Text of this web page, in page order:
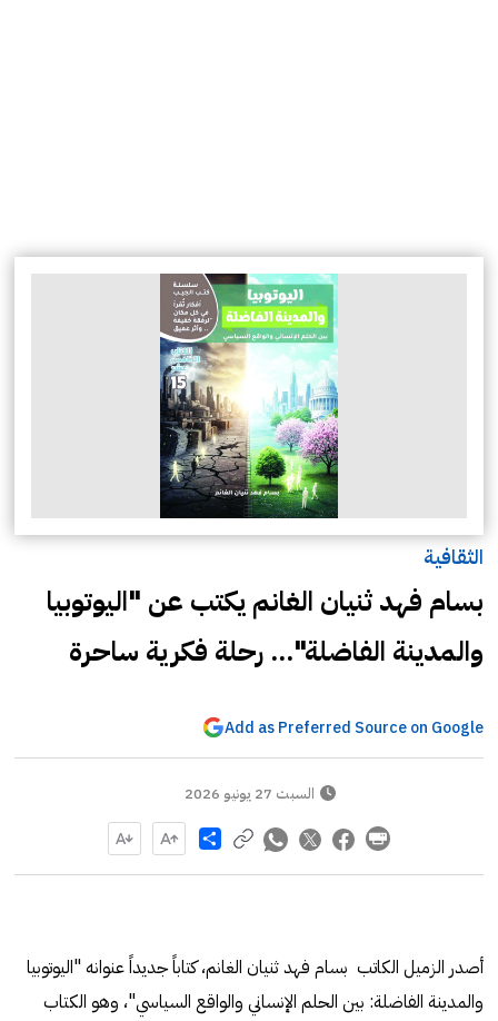
الثقافية
بسام فهد ثنيان الغانم يكتب عن "اليوتوبيا
والمدينة الفاضلة"... رحلة فكرية ساحرة
Add as Preferred Source on Google
السبت 27 يونيو 2026
Share
أصدر الزميل الكاتب بسام فهد ثنيان الغانم، كتاباً جديداً عنوانه "اليوتوبيا
والمدينة الفاضلة: بين الحلم الإنساني والواقع السياسي"، وهو الكتاب